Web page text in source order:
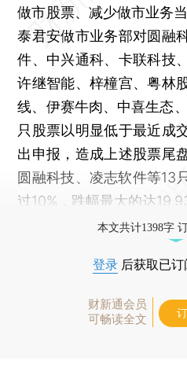
做市股票、减少做市业务
泰君安做市业务部对圆融
件、中兴通科、卡联科技
许继智能、梓橦宫、粤林
线、伊赛牛肉、中喜生态
只股票以明显低于最近成
出申报，造成上述股票尾
圆融科技、凌志软件等13
过10%，跌幅最大的达
本文共计1398字
登录 后获取已
财新通会员
可畅读全文